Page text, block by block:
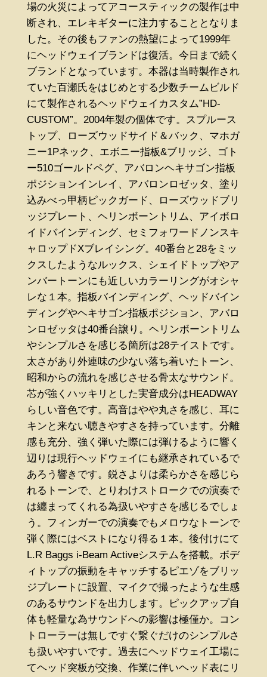
場の火災によってアコースティックの製作は中
断され、エレキギターに注力することとなりま
した。その後もファンの熱望によって1999年
にヘッドウェイブランドは復活。今日まで続く
ブランドとなっています。本器は当時製作され
ていた百瀬氏をはじめとする少数チームビルド
にて製作されるヘッドウェイカスタム”HD-
CUSTOM”。2004年製の個体です。スプルース
トップ、ローズウッドサイド＆バック、マホガ
ニー1Pネック、エボニー指板&ブリッジ、ゴト
ー510ゴールドペグ、アバロンヘキサゴン指板
ポジションインレイ、アバロンロゼッタ、塗り
込みべっ甲柄ピックガード、ローズウッドブリ
ッジプレート、ヘリンボーントリム、アイボロ
イドバインディング、セミフォワードノンスキ
ャロップドXブレイシング。40番台と28をミッ
クスしたようなルックス、シェイドトップやア
ンバートーンにも近しいカラーリングがオシャ
レな１本。指板バインディング、ヘッドバイン
ディングやヘキサゴン指板ポジション、アバロ
ンロゼッタは40番台譲り。ヘリンボーントリム
やシンプルさを感じる箇所は28テイストです。
太さがあり外連味の少ない落ち着いたトーン、
昭和からの流れを感じさせる骨太なサウンド。
芯が強くハッキリとした実音成分はHEADWAY
らしい音色です。高音はやや丸さを感じ、耳に
キンと来ない聴きやすさを持っています。分離
感も充分、強く弾いた際には弾けるように響く
辺りは現行ヘッドウェイにも継承されているで
あろう響きです。鋭さよりは柔らかさを感じら
れるトーンで、とりわけストロークでの演奏で
は纏まってくれる為扱いやすさを感じるでしょ
う。フィンガーでの演奏でもメロウなトーンで
弾く際にはベストになり得る１本。後付けにて
L.R Baggs i-Beam Activeシステムを搭載。ボデ
ィトップの振動をキャッチするピエゾをブリッ
ジプレートに設置、マイクで撮ったような生感
のあるサウンドを出力します。ピックアップ自
体も軽量な為サウンドへの影響は極僅か。コン
トローラーは無しですぐ繋ぐだけのシンプルさ
も扱いやすいです。過去にヘッドウェイ工場に
てヘッド突板が交換、作業に伴いヘッド表にリ